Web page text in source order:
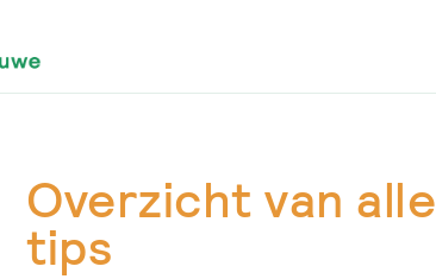
Overzicht van alle
tips